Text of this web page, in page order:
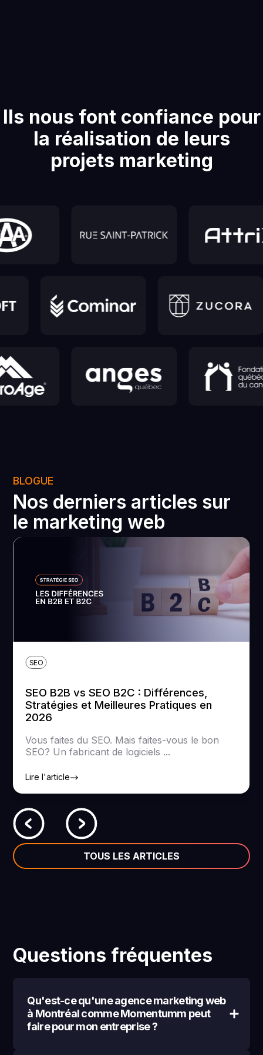
Ils nous font confiance pour
la réalisation de leurs
projets marketing
BLOGUE
Nos derniers articles sur
le marketing web
SEO
SEO B2B vs SEO B2C : Différences,
Stratégies et Meilleures Pratiques en
2026
Vous faites du SEO. Mais faites-vous le bon
SEO? Un fabricant de logiciels ...
Lire l'article
TOUS LES ARTICLES
Questions fréquentes
Qu'est-ce qu'une agence marketing web
à Montréal comme Momentumm peut
faire pour mon entreprise ?